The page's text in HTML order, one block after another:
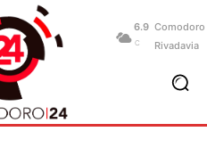
6.9
C
Comodoro
Rivadavia